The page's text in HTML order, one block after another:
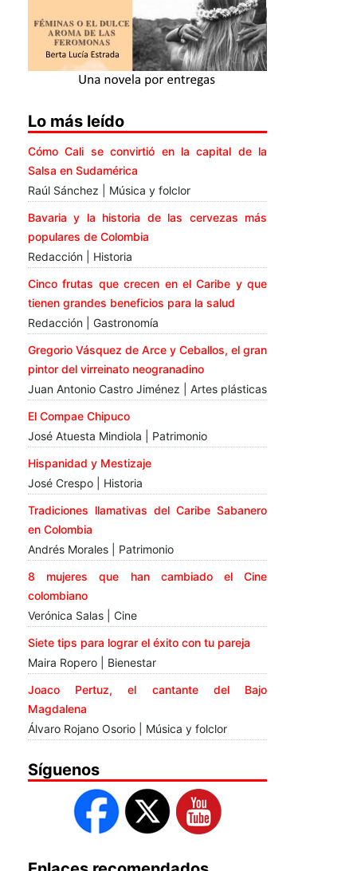
Lo más leído
Cómo Cali se convirtió en la capital de la
Salsa en Sudamérica
Raúl Sánchez | Música y folclor
Bavaria y la historia de las cervezas más
populares de Colombia
Redacción | Historia
Cinco frutas que crecen en el Caribe y que
tienen grandes beneficios para la salud
Redacción | Gastronomía
Gregorio Vásquez de Arce y Ceballos, el gran
pintor del virreinato neogranadino
Juan Antonio Castro Jiménez | Artes plásticas
El Compae Chipuco
José Atuesta Mindiola | Patrimonio
Hispanidad y Mestizaje
José Crespo | Historia
Tradiciones llamativas del Caribe Sabanero
en Colombia
Andrés Morales | Patrimonio
8 mujeres que han cambiado el Cine
colombiano
Verónica Salas | Cine
Siete tips para lograr el éxito con tu pareja
Maira Ropero | Bienestar
Joaco Pertuz, el cantante del Bajo
Magdalena
Álvaro Rojano Osorio | Música y folclor
Síguenos